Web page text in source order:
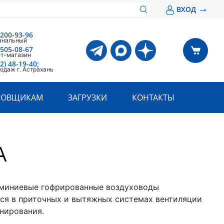
ВХОД →
93-96
08-67
магазин
48-19-40;
г. Астрахань
ЗАГРУЗКИ КОНТАКТЫ
гофрированные воздуховоды
в приточных и вытяжных системах вентиляции